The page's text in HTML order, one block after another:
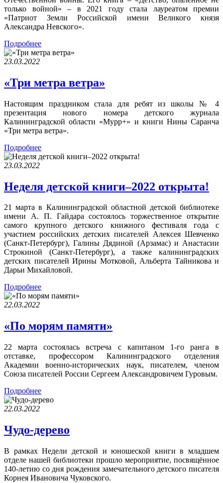
только войной» – в 2021 году стала лауреатом премии
«Патриот Земли Российской имени Великого князя
Александра Невского».
Подробнее
23.03.2022
«Три метра ветра»
Настоящим праздником стала для ребят из школы № 4
презентация нового номера детского журнала
Калининградской области «Мурр+» и книги Нины Саранча
«Три метра ветра».
Подробнее
23.03.2022
Неделя детской книги–2022 открыта!
21 марта в Калининградской областной детской библиотеке
имени А. П. Гайдара состоялось торжественное открытие
самого крупного детского книжного фестиваля года с
участием российских детских писателей Алексея Шевченко
(Санкт-Петербург), Галины Дядиной (Арзамас) и Анастасии
Строкиной (Санкт-Петербург), а также калининградских
детских писателей Ирины Мотковой, Альберта Тайникова и
Дарьи Михайловой.
Подробнее
22.03.2022
«По морям памяти»
22 марта состоялась встреча с капитаном 1-го ранга в
отставке, профессором Калининградского отделения
Академии военно-исторических наук, писателем, членом
Союза писателей России Сергеем Александровичем Гуровым.
Подробнее
22.03.2022
Чудо-дерево
В рамках Недели детской и юношеской книги в младшем
отделе нашей библиотеки прошло мероприятие, посвящённое
140-летию со дня рождения замечательного детского писателя
Корнея Ивановича Чуковского.